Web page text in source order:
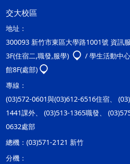
交大校區
地址：
300093 新竹市東區大學路1001號 資訊
3F(住宿二,職發,服學)
/ 學生活動中
館8F(處部)
專線：
(03)572-0601與(03)612-6516住宿、
1441課外、 (03)513-1365職發、
0632處部
總機： (03)571-2121 新竹
分機：